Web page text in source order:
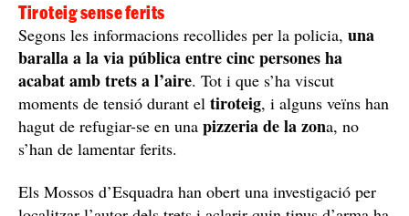
Tiroteig sense ferits
Segons les informacions recollides per la policia, una
baralla a la via pública entre cinc persones ha
acabat amb trets a l’aire. Tot i que s’ha viscut
moments de tensió durant el tiroteig, i alguns veïns han
hagut de refugiar-se en una pizzeria de la zona, no
s’han de lamentar ferits.